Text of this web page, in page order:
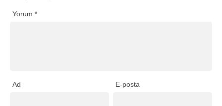
Yorum *
Ad E-posta